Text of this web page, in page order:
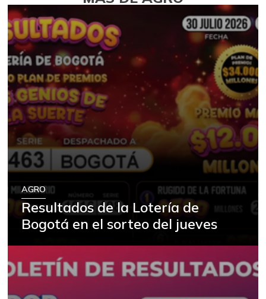
AGRO
Resultados de la Lotería de
Bogotá en el sorteo del jueves